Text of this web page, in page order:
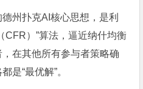
州扑克AI核心思想，是利
CFR）”算法，逼近纳什均衡
在其他所有参与者策略确
是“最优解”。